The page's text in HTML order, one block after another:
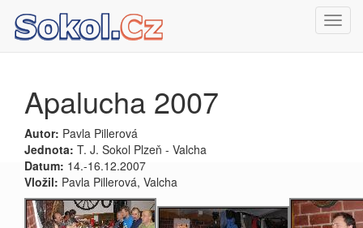
Apalucha 2007
Autor: Pavla Pillerová
Jednota: T. J. Sokol Plzeň - Valcha
Datum: 14.-16.12.2007
Vložil: Pavla Pillerová, Valcha